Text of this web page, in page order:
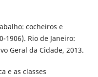
cocheiros e
1906). Rio de Janeiro:
Geral da Cidade, 2013.
e as classes